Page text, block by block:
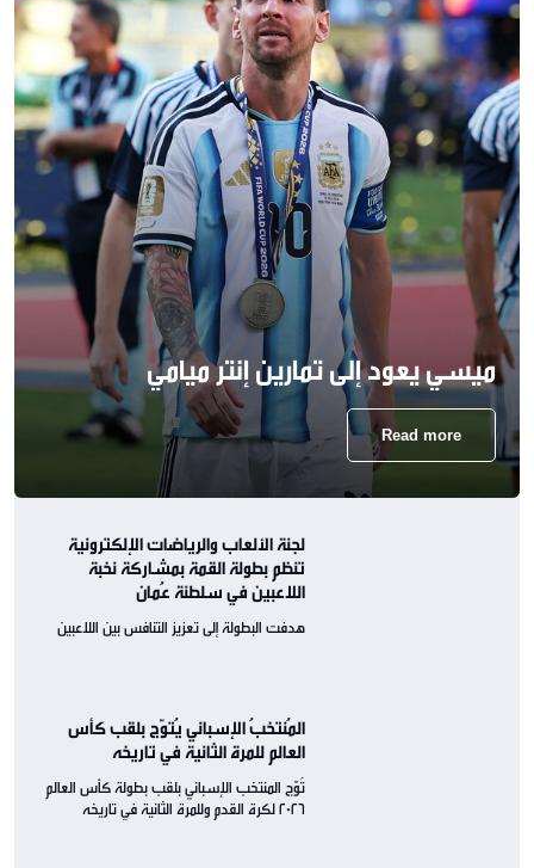
ميسي يعود إلى تمارين إنتر ميامي
Read more
لجنة الألعاب والرياضات الإلكترونية
تنظم بطولة القمة بمشاركة نخبة
اللاعبين في سلطنة عُمان
هدفت البطولة إلى تعزيز التنافس بين اللاعبين
المُنتخبُ الإسباني يُتوّج بلقب كأس
العالم للمرة الثانية في تاريخه
تُوّج المنتخب الإسباني بلقب بطولة كأس العالم
2026 لكرة القدم وللمرة الثانية في تاريخه